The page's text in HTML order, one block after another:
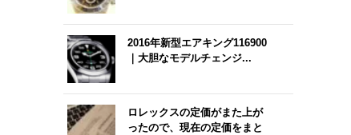
2016年新型エアキング116900
｜大胆なモデルチェンジ...
ロレックスの定価がまた上が
ったので、現在の定価をまと